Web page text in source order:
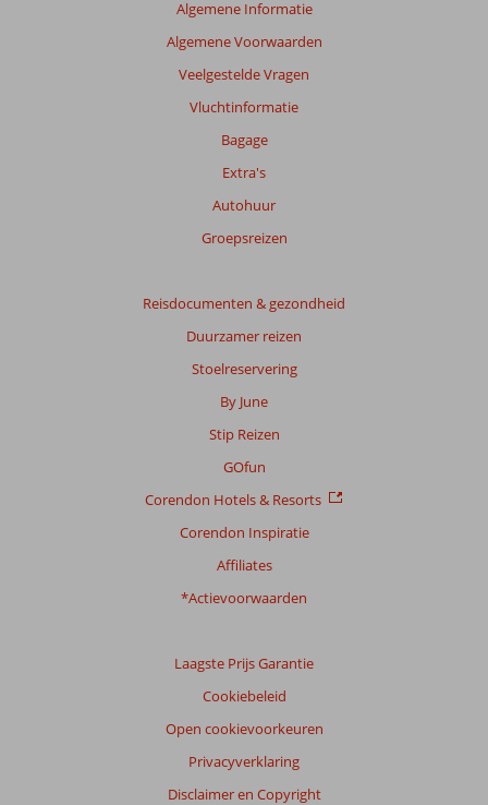
Algemene Informatie
Algemene Voorwaarden
Veelgestelde Vragen
Vluchtinformatie
Bagage
Extra's
Autohuur
Groepsreizen
Reisdocumenten & gezondheid
Duurzamer reizen
Stoelreservering
By June
Stip Reizen
GOfun
Corendon Hotels & Resorts
Corendon Inspiratie
Affiliates
*Actievoorwaarden
Laagste Prijs Garantie
Cookiebeleid
Open cookievoorkeuren
Privacyverklaring
Disclaimer en Copyright